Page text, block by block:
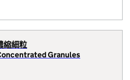
縮細粒
Granules